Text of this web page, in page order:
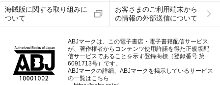
海賊版に関する取り組みに
ついて
お客さまのご利用端末から
の情報の外部送信について
ABJマークは、この電子書店・電子書籍配信サービス
が、著作権者からコンテンツ使用許諾を得た正規版配
信サービスであることを示す登録商標（登録番号 第
6091713号）です。
ABJマークの詳細、ABJマークを掲示しているサービス
の一覧はこちら